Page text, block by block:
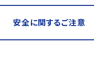
安全に関するご注意